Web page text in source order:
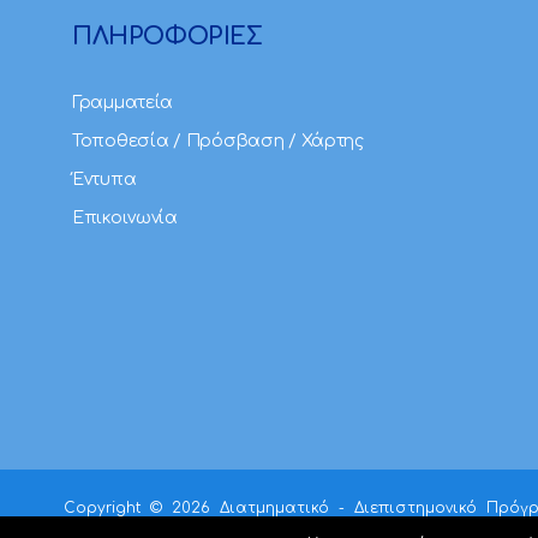
ΠΛΗΡΟΦΟΡΙΕΣ
Γραμματεία
Τοποθεσία / Πρόσβαση / Χάρτης
Έντυπα
Επικοινωνία
Copyright © 2026 Διατμηματικό - Διεπιστημονικό